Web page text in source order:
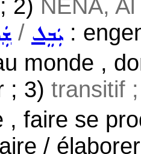
2) NENA,
/ ܝܲܒܸܠ :
monde ,
; 3) transitif
, faire se
/